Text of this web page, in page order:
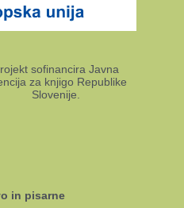
sofinancira Javna
za knjigo Republike
Slovenije.
in pisarne